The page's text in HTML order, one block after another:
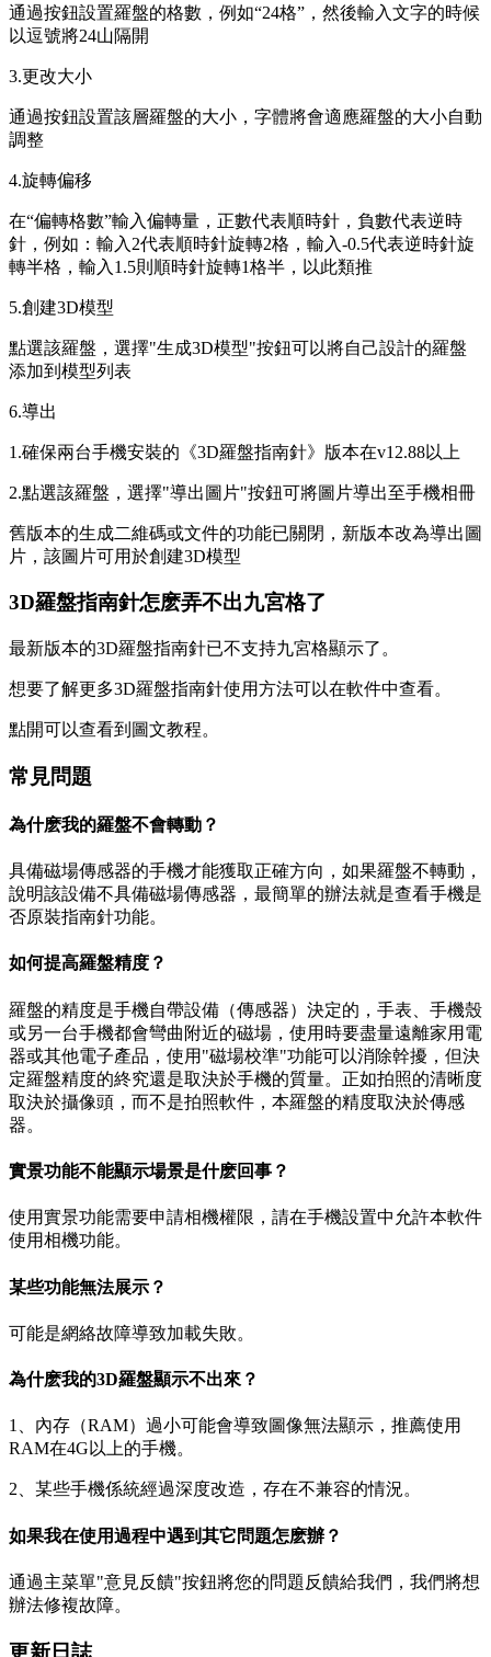
通過按鈕設置羅盤的格數，例如“24格”，然後輸入文字的時候
以逗號將24山隔開
3.更改大小
通過按鈕設置該層羅盤的大小，字體將會適應羅盤的大小自動
調整
4.旋轉偏移
在“偏轉格數”輸入偏轉量，正數代表順時針，負數代表逆時
針，例如：輸入2代表順時針旋轉2格，輸入-0.5代表逆時針旋
轉半格，輸入1.5則順時針旋轉1格半，以此類推
5.創建3D模型
點選該羅盤，選擇"生成3D模型"按鈕可以將自己設計的羅盤
添加到模型列表
6.導出
1.確保兩台手機安裝的《3D羅盤指南針》版本在v12.88以上
2.點選該羅盤，選擇"導出圖片"按鈕可將圖片導出至手機相冊
舊版本的生成二維碼或文件的功能已關閉，新版本改為導出圖
片，該圖片可用於創建3D模型
3D羅盤指南針怎麽弄不出九宮格了
最新版本的3D羅盤指南針已不支持九宮格顯示了。
想要了解更多3D羅盤指南針使用方法可以在軟件中查看。
點開可以查看到圖文教程。
常見問題
為什麽我的羅盤不會轉動？
具備磁場傳感器的手機才能獲取正確方向，如果羅盤不轉動，
說明該設備不具備磁場傳感器，最簡單的辦法就是查看手機是
否原裝指南針功能。
如何提高羅盤精度？
羅盤的精度是手機自帶設備（傳感器）決定的，手表、手機殼
或另一台手機都會彎曲附近的磁場，使用時要盡量遠離家用電
器或其他電子產品，使用"磁場校準"功能可以消除幹擾，但決
定羅盤精度的終究還是取決於手機的質量。正如拍照的清晰度
取決於攝像頭，而不是拍照軟件，本羅盤的精度取決於傳感
器。
實景功能不能顯示場景是什麽回事？
使用實景功能需要申請相機權限，請在手機設置中允許本軟件
使用相機功能。
某些功能無法展示？
可能是網絡故障導致加載失敗。
為什麽我的3D羅盤顯示不出來？
1、內存（RAM）過小可能會導致圖像無法顯示，推薦使用
RAM在4G以上的手機。
2、某些手機係統經過深度改造，存在不兼容的情況。
如果我在使用過程中遇到其它問題怎麽辦？
通過主菜單"意見反饋"按鈕將您的問題反饋給我們，我們將想
辦法修複故障。
更新日誌